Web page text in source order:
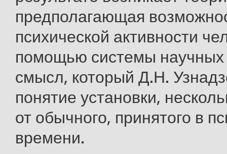
предполагающая
психической активности
помощью системы научных
смысл, который Д.Н.
понятие установки,
от обычного, принятого в
времени.